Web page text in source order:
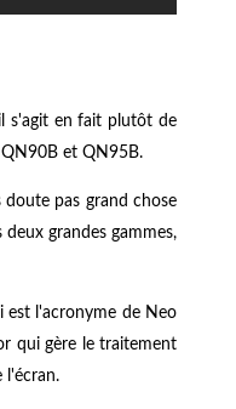
s'agit en fait plutôt de
QN90B et QN95B.
pas grand chose
grandes gammes,
est l'acronyme de Neo
qui gère le traitement
l'écran.